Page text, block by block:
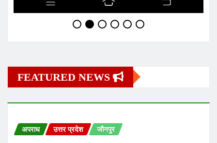
FEATURED NEWS
अपराध उत्तर प्रदेश जौनपुर